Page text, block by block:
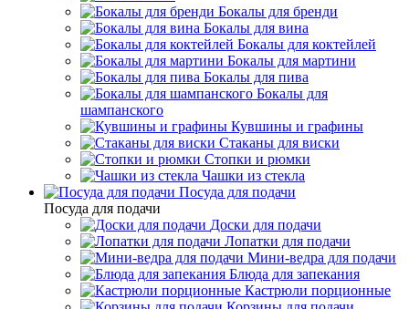
Бокалы для бренди
Бокалы для вина
Бокалы для коктейлей
Бокалы для мартини
Бокалы для пива
Бокалы для
шампанского
Кувшины и графины
Стаканы для виски
Стопки и рюмки
Чашки из стекла
Посуда для подачи
Посуда для подачи
Доски для подачи
Лопатки для подачи
Мини-ведра для подачи
Блюда для запекания
Кастрюли порционные